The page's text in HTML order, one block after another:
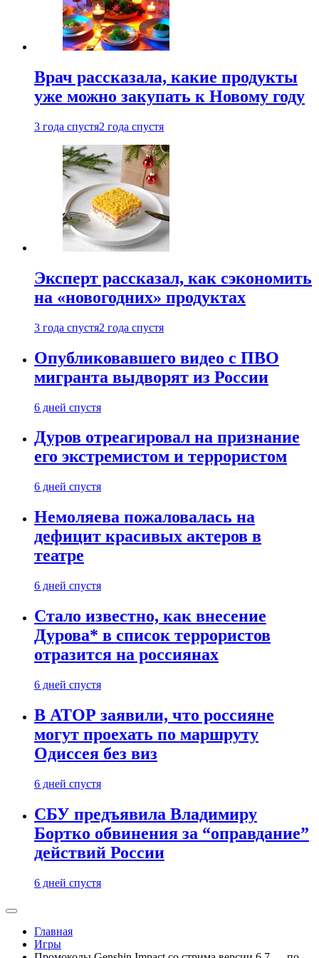
Врач рассказала, какие продукты
уже можно закупать к Новому году
3 года спустя2 года спустя
Эксперт рассказал, как сэкономить
на «новогодних» продуктах
3 года спустя2 года спустя
Опубликовавшего видео с ПВО
мигранта выдворят из России
6 дней спустя
Дуров отреагировал на признание
его экстремистом и террористом
6 дней спустя
Немоляева пожаловалась на
дефицит красивых актеров в
театре
6 дней спустя
Стало известно, как внесение
Дурова* в список террористов
отразится на россиянах
6 дней спустя
В АТОР заявили, что россияне
могут проехать по маршруту
Одиссея без виз
6 дней спустя
СБУ предъявила Владимиру
Бортко обвинения за “оправдание”
действий России
6 дней спустя
Главная
Игры